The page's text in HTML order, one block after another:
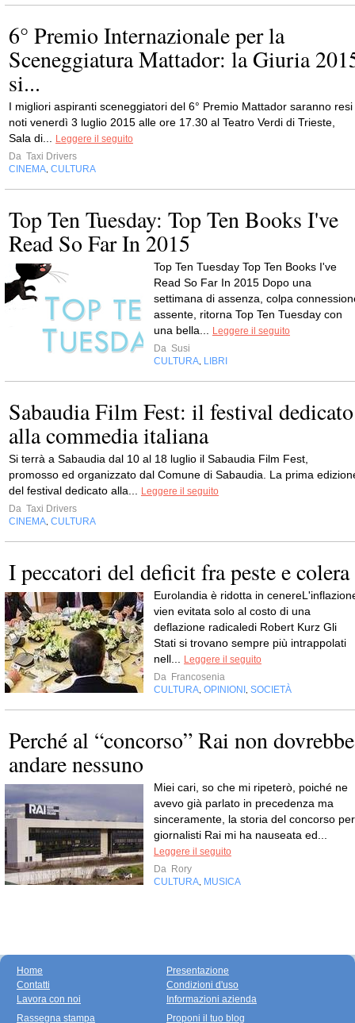
6° Premio Internazionale per la
Sceneggiatura Mattador: la Giuria
si...
I migliori aspiranti sceneggiatori del 6° Premio Mattador saranno resi
noti venerdì 3 luglio 2015 alle ore 17.30 al Teatro Verdi di Trieste,
Sala di...
Leggere il seguito
Da Taxi Drivers
CINEMA CULTURA
Top Ten Tuesday: Top Ten Books I've
Read So Far In 2015
Top Ten Tuesday Top Ten Books I've
Read So Far In 2015 Dopo una
settimana di assenza, colpa
assente, ritorna Top Ten Tuesday con
una bella...
Leggere il seguito
Da Susi
CULTURA LIBRI
Sabaudia Film Fest: il festival dedicato
alla commedia italiana
Si terrà a Sabaudia dal 10 al 18 luglio il Sabaudia Film Fest,
promosso ed organizzato dal Comune di Sabaudia. La prima
del festival dedicato alla...
Leggere il seguito
Da Taxi Drivers
CINEMA CULTURA
I peccatori del deficit fra peste e colera
Eurolandia è ridotta in
vien evitata solo al costo di una
deflazione radicaledi Robert Kurz Gli
Stati si trovano sempre più intrappolati
nell...
Leggere il seguito
Da Francosenia
CULTURA OPINIONI SOCIETÀ
Perché al “concorso” Rai non dovrebbe
andare nessuno
Miei cari, so che mi ripeterò, poiché ne
avevo già parlato in precedenza ma
sinceramente, la storia del concorso per
giornalisti Rai mi ha nauseata ed...
Leggere il seguito
Da Rory
CULTURA MUSICA
Home
Contatti
Lavora con noi
Presentazione
Condizioni d'uso
Informazioni azienda
Rassegna stampa
Proponi il tuo blog